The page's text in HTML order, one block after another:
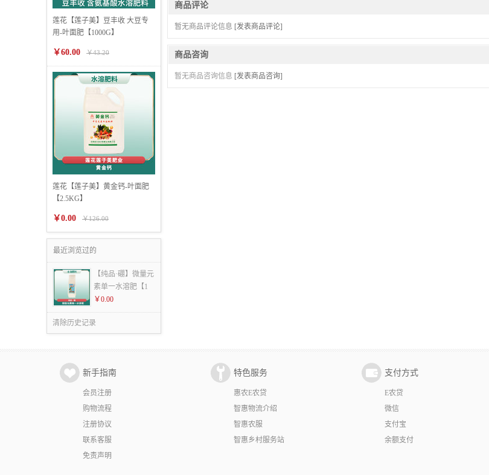
莲花【莲子美】豆丰收 大豆专
用-叶面肥【1000G】
￥60.00 ￥43.20
莲花【莲子美】黄金钙-叶面肥
【2.5KG】
￥0.00 ￥126.00
最近浏览过的
【纯品·硼】微量元
素单一水溶肥【1
￥0.00
清除历史记录
商品评论
暂无商品评论信息 [发表商品评论]
商品咨询
暂无商品咨询信息 [发表商品咨询]
新手指南
会员注册
购物流程
注册协议
联系客服
免责声明
特色服务
惠农E农贷
智惠物流介绍
智惠农服
智惠乡村服务站
支付方式
E农贷
微信
支付宝
余额支付